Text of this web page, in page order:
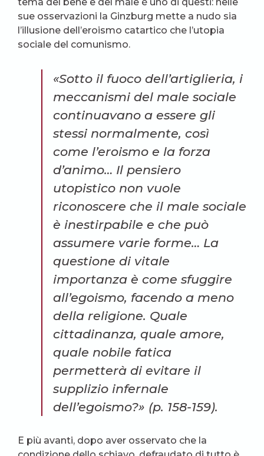
sue osservazioni la Ginzburg mette a nudo sia
l’illusione dell’eroismo catartico che l’utopia
sociale del comunismo.
«Sotto il fuoco dell’artiglieria, i
meccanismi del male sociale
continuavano a essere gli
stessi normalmente, così
come l’eroismo e la forza
d’animo… Il pensiero
utopistico non vuole
riconoscere che il male sociale
è inestirpabile e che può
assumere varie forme… La
questione di vitale
importanza è come sfuggire
all’egoismo, facendo a meno
della religione. Quale
cittadinanza, quale amore,
quale nobile fatica
permetterà di evitare il
supplizio infernale
dell’egoismo?» (p. 158-159).
E più avanti, dopo aver osservato che la